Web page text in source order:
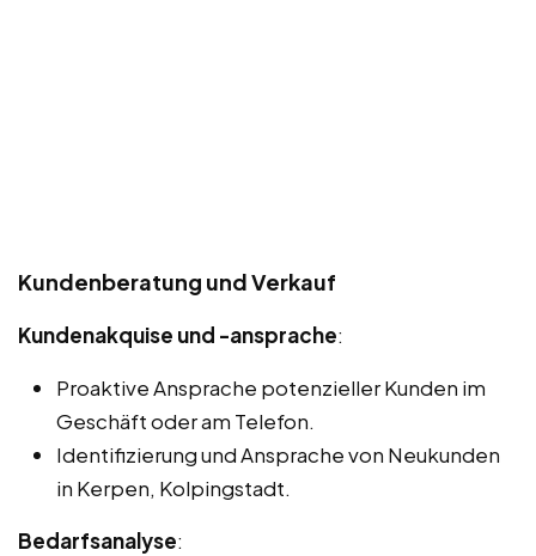
Kundenberatung und Verkauf
Kundenakquise und -ansprache:
Proaktive Ansprache potenzieller Kunden im
Geschäft oder am Telefon.
Identifizierung und Ansprache von Neukunden
in Kerpen, Kolpingstadt.
Bedarfsanalyse: